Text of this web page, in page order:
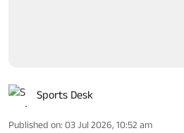
Sports Desk
Published on: 03 Jul 2026, 10:52 am